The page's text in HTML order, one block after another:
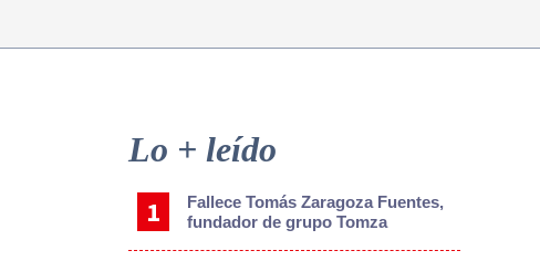
Sidebar
Lo + leído
Fallece Tomás Zaragoza Fuentes,
fundador de grupo Tomza